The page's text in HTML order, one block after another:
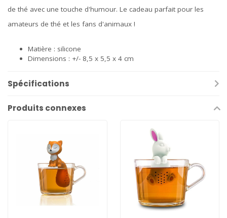
de thé avec une touche d'humour. Le cadeau parfait pour les
amateurs de thé et les fans d'animaux !
Matière : silicone
Dimensions : +/- 8,5 x 5,5 x 4 cm
Spécifications
Produits connexes